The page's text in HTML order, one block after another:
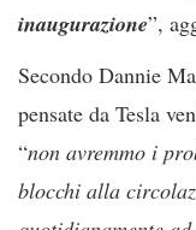
inaugurazione”,
Secondo Dannie
pensate da Tesla
“non avremmo i
blocchi alla